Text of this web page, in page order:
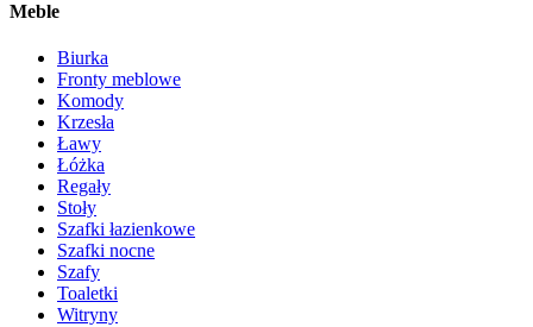
Meble
Biurka
Fronty meblowe
Komody
Krzesła
Ławy
Łóżka
Regały
Stoły
Szafki łazienkowe
Szafki nocne
Szafy
Toaletki
Witryny